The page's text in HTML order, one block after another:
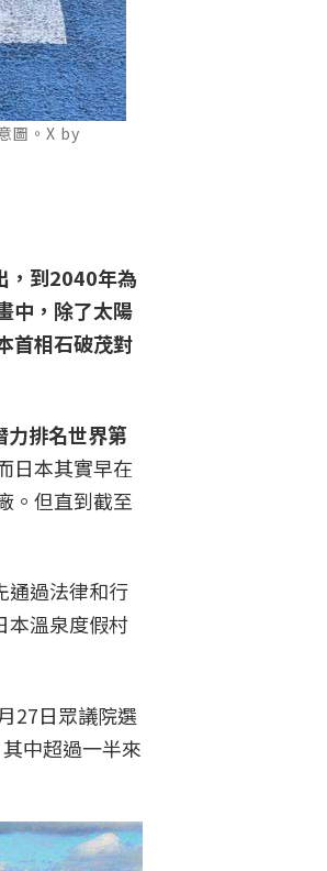
圖。X by
，到2040年為
中，除了太陽
首相石破茂對
力排名世界第
日本其實早在
。但直到截至
通過法律和行
本溫泉度假村
27日眾議院選
中超過一半來